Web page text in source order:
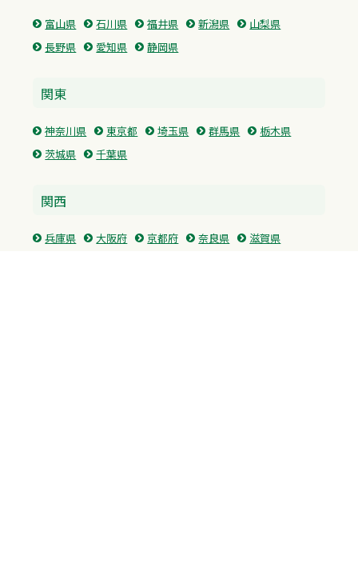
富山県 石川県 福井県 新潟県
山梨県
長野県
愛知県 静岡県
関東
神奈川県 東京都 埼玉県 群馬県
栃木県
茨城県
千葉県
関西
兵庫県 大阪府 京都府 奈良県
滋賀県